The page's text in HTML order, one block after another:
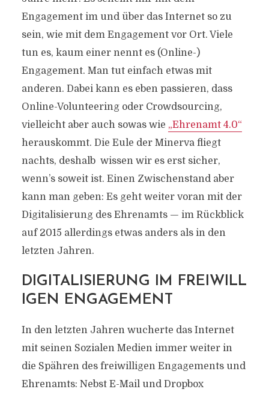
Engagement im und über das Internet so zu
sein, wie mit dem Engagement vor Ort. Viele
tun es, kaum einer nennt es (Online-)
Engagement. Man tut einfach etwas mit
anderen. Dabei kann es eben passieren, dass
Online-Volunteering oder Crowdsourcing,
vielleicht aber auch sowas wie „Ehrenamt 4.0“
herauskommt. Die Eule der Minerva fliegt
nachts, deshalb wissen wir es erst sicher,
wenn’s soweit ist. Einen Zwischenstand aber
kann man geben: Es geht weiter voran mit der
Digitalisierung des Ehrenamts — im Rückblick
auf 2015 allerdings etwas anders als in den
letzten Jahren.
DIGITALISIERUNG IM FREIWILL
IGEN ENGAGEMENT
In den letzten Jahren wucherte das Internet
mit seinen Sozialen Medien immer weiter in
die Spähren des freiwilligen Engagements und
Ehrenamts: Nebst E-Mail und Dropbox